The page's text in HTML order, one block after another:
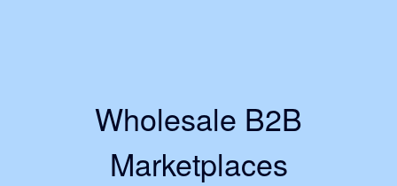
Wholesale B2B
Marketplaces